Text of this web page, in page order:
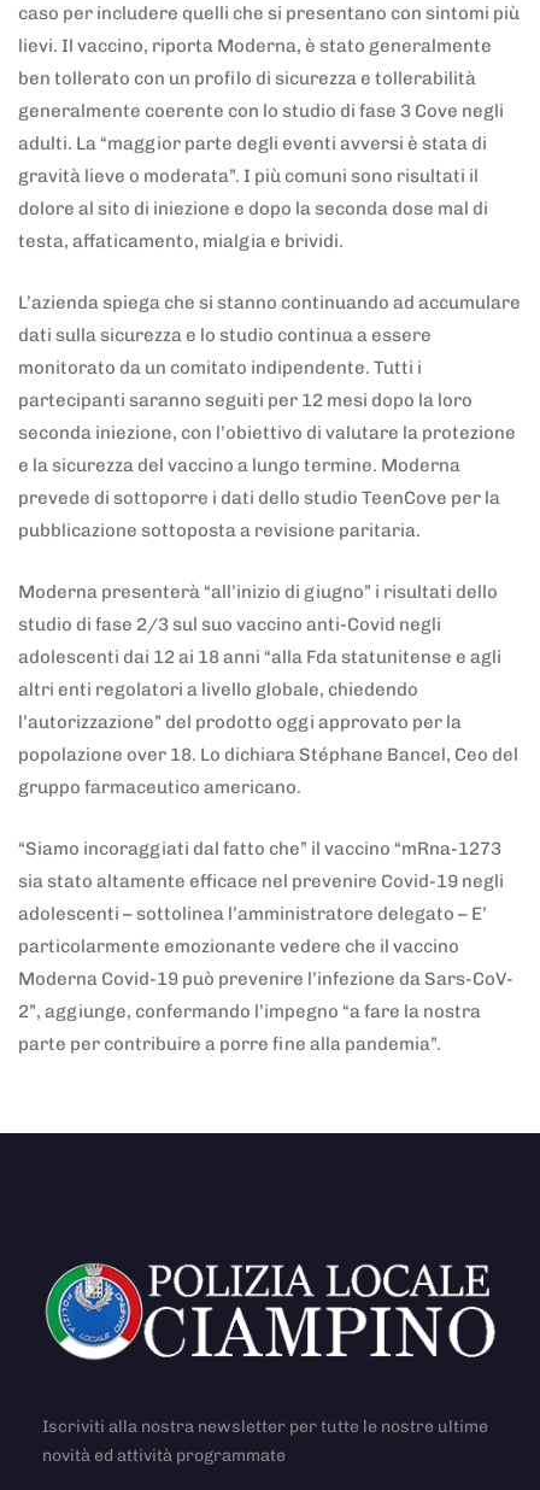
caso per includere quelli che si presentano con sintomi più
lievi. Il vaccino, riporta Moderna, è stato generalmente
ben tollerato con un profilo di sicurezza e tollerabilità
generalmente coerente con lo studio di fase 3 Cove negli
adulti. La “maggior parte degli eventi avversi è stata di
gravità lieve o moderata”. I più comuni sono risultati il
dolore al sito di iniezione e dopo la seconda dose mal di
testa, affaticamento, mialgia e brividi.
L’azienda spiega che si stanno continuando ad accumulare
dati sulla sicurezza e lo studio continua a essere
monitorato da un comitato indipendente. Tutti i
partecipanti saranno seguiti per 12 mesi dopo la loro
seconda iniezione, con l’obiettivo di valutare la protezione
e la sicurezza del vaccino a lungo termine. Moderna
prevede di sottoporre i dati dello studio TeenCove per la
pubblicazione sottoposta a revisione paritaria.
Moderna presenterà “all’inizio di giugno” i risultati dello
studio di fase 2/3 sul suo vaccino anti-Covid negli
adolescenti dai 12 ai 18 anni “alla Fda statunitense e agli
altri enti regolatori a livello globale, chiedendo
l’autorizzazione” del prodotto oggi approvato per la
popolazione over 18. Lo dichiara Stéphane Bancel, Ceo del
gruppo farmaceutico americano.
“Siamo incoraggiati dal fatto che” il vaccino “mRna-1273
sia stato altamente efficace nel prevenire Covid-19 negli
adolescenti – sottolinea l’amministratore delegato – E’
particolarmente emozionante vedere che il vaccino
Moderna Covid-19 può prevenire l’infezione da Sars-CoV-
2”, aggiunge, confermando l’impegno “a fare la nostra
parte per contribuire a porre fine alla pandemia”.
Iscriviti alla nostra newsletter per tutte le nostre ultime
novità ed attività programmate